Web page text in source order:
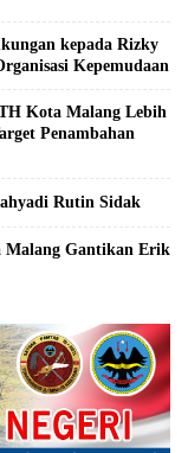
kepada Rizky
Kepemudaan
Kota Malang Lebih
Penambahan
Rutin Sidak
Malang Gantikan Erik